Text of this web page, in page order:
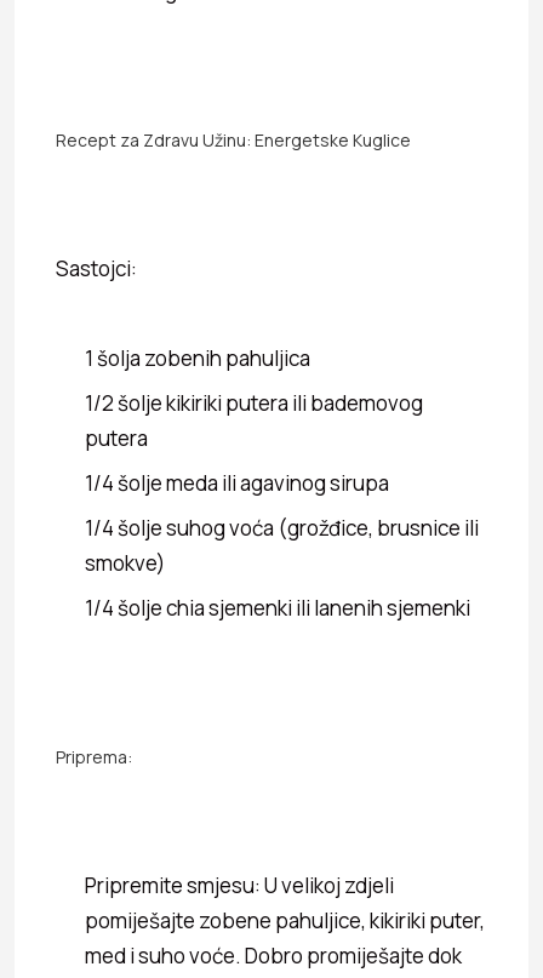
Recept za Zdravu Užinu: Energetske Kuglice
Sastojci:
1 šolja zobenih pahuljica
1/2 šolje kikiriki putera ili bademovog
putera
1/4 šolje meda ili agavinog sirupa
1/4 šolje suhog voća (grožđice, brusnice ili
smokve)
1/4 šolje chia sjemenki ili lanenih sjemenki
Priprema:
Pripremite smjesu: U velikoj zdjeli
pomiješajte zobene pahuljice, kikiriki puter,
med i suho voće. Dobro promiješajte dok